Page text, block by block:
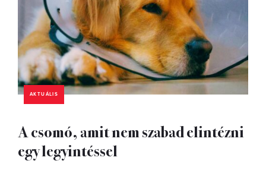
AKTUÁLIS
A csomó, amit nem szabad elintézni
egy legyintéssel